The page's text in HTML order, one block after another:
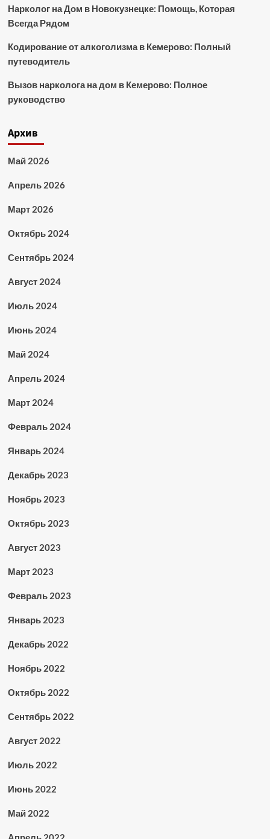
Нарколог на Дом в Новокузнецке: Помощь, Которая
Всегда Рядом
Кодирование от алкоголизма в Кемерово: Полный
путеводитель
Вызов нарколога на дом в Кемерово: Полное
руководство
Архив
Май 2026
Апрель 2026
Март 2026
Октябрь 2024
Сентябрь 2024
Август 2024
Июль 2024
Июнь 2024
Май 2024
Апрель 2024
Март 2024
Февраль 2024
Январь 2024
Декабрь 2023
Ноябрь 2023
Октябрь 2023
Август 2023
Март 2023
Февраль 2023
Январь 2023
Декабрь 2022
Ноябрь 2022
Октябрь 2022
Сентябрь 2022
Август 2022
Июль 2022
Июнь 2022
Май 2022